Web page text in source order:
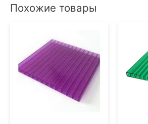
Похожие товары